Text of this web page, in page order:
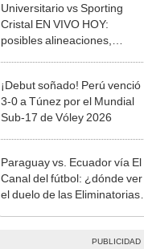
Universitario vs Sporting
Cristal EN VIVO HOY:
posibles alineaciones,
Torneo Clausura 2026
¡Debut soñado! Perú venció
3-0 a Túnez por el Mundial
Sub-17 de Vóley 2026
Paraguay vs. Ecuador vía El
Canal del fútbol: ¿dónde ver
el duelo de las Eliminatorias